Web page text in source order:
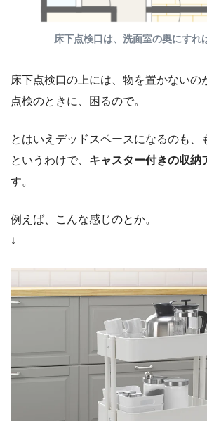
床下点検口は、洗面室の奥にすれ
床下点検口の上には、物を置かないの
点検のときに、困るので。
とはいえデッドスペースになるのも、
というわけで、 キャスター付きの収納
す。
例えば、こんな感じのとか。
↓